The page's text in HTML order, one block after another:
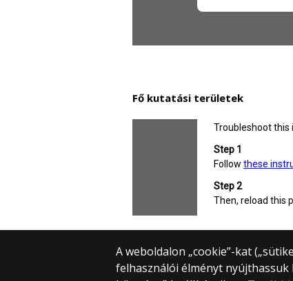
Fő kutatási területek
A weboldalon „cookie”-kat
felhasználói élményt